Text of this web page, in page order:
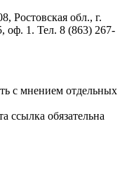
Ростовская обл., г.
оф. 1. Тел. 8 (863) 267-
с мнением отдельных
ссылка обязательна